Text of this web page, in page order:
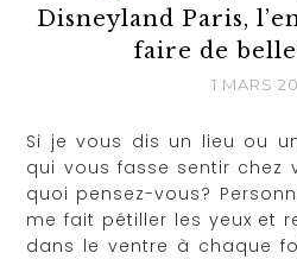
Disneyland Paris,
faire de
1 MARS
Si je vous dis un lieu ou
qui vous fasse sentir chez
quoi pensez-vous?
me fait pétiller les yeux et
dans le ventre à chaque